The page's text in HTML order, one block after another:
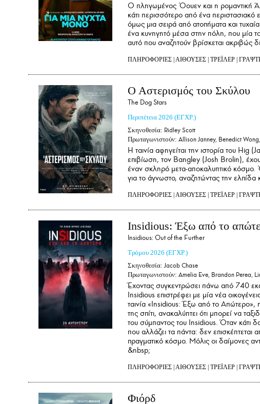
Ο πληγωμένος Όουεν και η ρομαντική
κάτι περισσότερο από ένα περιστασιακό
όμως μια σειρά από ατοπήματα και
ένα κυνηγητό μέσα στην πόλη, που μία
αυτό που αναζητούν βρίσκεται ακριβώς
ΠΛΗΡΟΦΟΡΙΕΣ ΑΙΘΟΥΣΕΣ ΤΡΕΪΛΕΡ
Ο Αστερισμός του Σκύλου
The Dog Stars
Περιπέτεια 2026 (ΕΓΧΡ.)
Σκηνοθεσία: Ridley Scott
Πρωταγωνιστούν: Allison Janney, Benedict
Η ταινία αφηγείται την ιστορία του Hig
επιβίωση, τον Bangley (Josh Brolin),
έναν σκληρό μετα-αποκαλυπτικό
για το άγνωστο, αναζητώντας την ελπίδα
ΠΛΗΡΟΦΟΡΙΕΣ ΑΙΘΟΥΣΕΣ ΤΡΕΪΛΕΡ
Insidious: Έξω από το
Insidious: Out of the Further
Τρόμου 2026 (ΕΓΧΡ.)
Σκηνοθεσία: Jacob Chase
Πρωταγωνιστούν: Amelia Eve, Brandon Perea,
Έχοντας συγκεντρώσει πάνω από 740
Insidious επιστρέφει με μία νέα
ταινία «Insidious: Έξω από το Απώτερο»,
της σπίτι, ανακαλύπτει ότι μπορεί να
του σύμπαντος του Insidious. Όταν κάτι
που αλλάζει τα πάντα: δεν
πραγματικό κόσμο. Μόλις οι δαίμονες
&nbsp;
ΠΛΗΡΟΦΟΡΙΕΣ ΑΙΘΟΥΣΕΣ ΤΡΕΪΛΕΡ
Φιόρδ